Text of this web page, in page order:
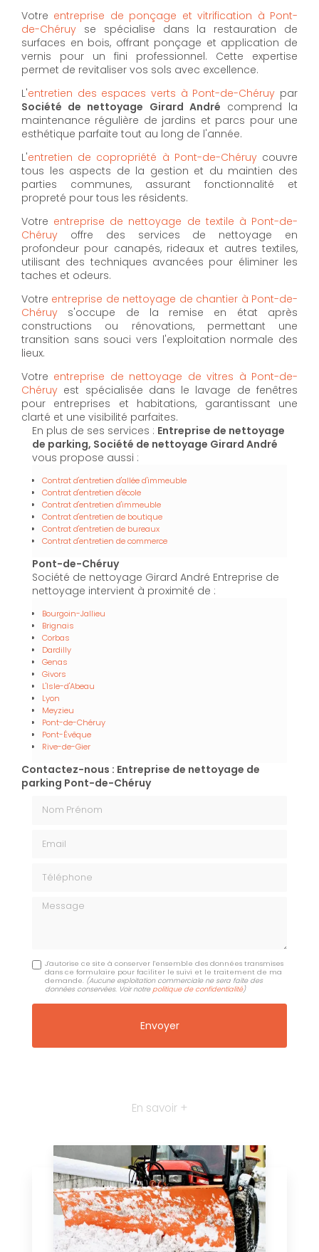
Votre entreprise de ponçage et vitrification à Pont-
de-Chéruy se spécialise dans la restauration de
surfaces en bois, offrant ponçage et application de
vernis pour un fini professionnel. Cette expertise
permet de revitaliser vos sols avec excellence.
L'entretien des espaces verts à Pont-de-Chéruy par
Société de nettoyage Girard André comprend la
maintenance régulière de jardins et parcs pour une
esthétique parfaite tout au long de l'année.
L'entretien de copropriété à Pont-de-Chéruycouvre
tous les aspects de la gestion et du maintien des
parties communes, assurant fonctionnalité et
propreté pour tous les résidents.
Votre entreprise de nettoyage de textile à Pont-de-
Chéruy offre des services de nettoyage en
profondeur pour canapés, rideaux et autres textiles,
utilisant des techniques avancées pour éliminer les
taches et odeurs.
Votre entreprise de nettoyage de chantier à Pont-de-
Chéruy s'occupe de la remise en état après
constructions ou rénovations, permettant une
transition sans souci vers l'exploitation normale des
lieux.
Votre entreprise de nettoyage de vitres à Pont-de-
Chéruy est spécialisée dans le lavage de fenêtres
pour entreprises et habitations, garantissant une
clarté et une visibilité parfaites.
En plus de ses services : Entreprise de nettoyage
de parking, Société de nettoyage Girard André
vous propose aussi :
Contrat d'entretien d'allée d'immeuble
Contrat d'entretien d'école
Contrat d'entretien d'immeuble
Contrat d'entretien de boutique
Contrat d'entretien de bureaux
Contrat d'entretien de commerce
Pont-de-Chéruy
Société de nettoyage Girard André Entreprise de
nettoyage intervient à proximité de :
Bourgoin-Jallieu
Brignais
Corbas
Dardilly
Genas
Givors
L'Isle-d'Abeau
Lyon
Meyzieu
Pont-de-Chéruy
Pont-Évêque
Rive-de-Gier
Contactez-nous : Entreprise de nettoyage de
parking Pont-de-Chéruy
Message
J'autorise ce site à conserver l'ensemble des données transmises
dans ce formulaire pour faciliter le suivi et le traitement de ma
demande. (Aucune exploitation commerciale ne sera faite des
données conservées. Voir notre politique de confidentialité)
En savoir +